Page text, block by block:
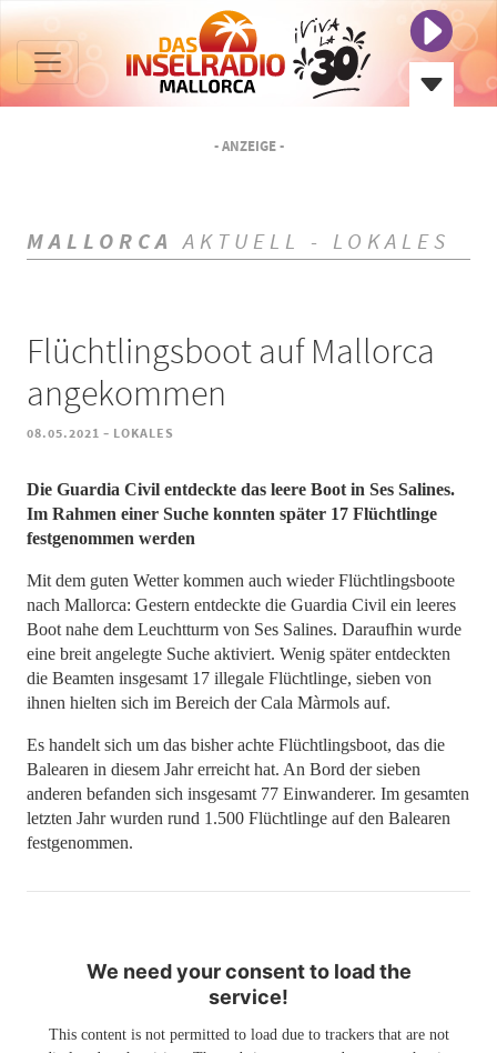
- ANZEIGE -
MALLORCA AKTUELL - LOKALES
Flüchtlingsboot auf Mallorca
angekommen
08.05.2021 - LOKALES
Die Guardia Civil entdeckte das leere Boot in Ses Salines.
Im Rahmen einer Suche konnten später 17 Flüchtlinge
festgenommen werden
Mit dem guten Wetter kommen auch wieder Flüchtlingsboote
nach Mallorca: Gestern entdeckte die Guardia Civil ein leeres
Boot nahe dem Leuchtturm von Ses Salines. Daraufhin wurde
eine breit angelegte Suche aktiviert. Wenig später entdeckten
die Beamten insgesamt 17 illegale Flüchtlinge, sieben von
ihnen hielten sich im Bereich der Cala Màrmols auf.
Es handelt sich um das bisher achte Flüchtlingsboot, das die
Balearen in diesem Jahr erreicht hat. An Bord der sieben
anderen befanden sich insgesamt 77 Einwanderer. Im gesamten
letzten Jahr wurden rund 1.500 Flüchtlinge auf den Balearen
festgenommen.
We need your consent to load the
service!
This content is not permitted to load due to trackers that are not